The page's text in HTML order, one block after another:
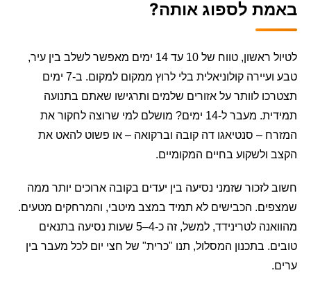
באמת לספוג אותה?
לטיול ראשון, טווח של 10 עד 14 ימים מאפשר לשלב בין עיר,
טבע ועיירה קולוניאלית בלי לרוץ ממקום למקום. ב-7 ימים
תצטרכו לוותר על אזורים שלמים ותרגישו שאתם בתנועה
תמידית. מעבר ל-14 ימים? מושלם למי שרוצה לחקור את
המזרח – סנטיאגו דה קובה וברקואה – או פשוט להאט את
הקצב ולשקוע בחיים המקומיים.
חשוב לזכור שזמני נסיעה בין יעדים בקובה ארוכים יותר ממה
שמצפים. הכבישים לא תמיד במצב מיטבי, והמרחקים מטעים.
מהוואנה לטרינידד, למשל, זה כ-4–5 שעות נסיעה בתנאים
טובים. בתכנון המסלול, תנו "כרית" של חצי יום לכל מעבר בין
ערים.